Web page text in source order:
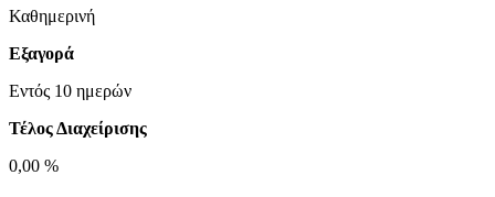
Καθημερινή
Εξαγορά
Εντός 10 ημερών
Τέλος Διαχείρισης
0,00 %